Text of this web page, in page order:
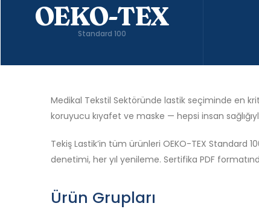
OEKO-TEX
Standard 100
Medikal Tekstil Sektöründe lastik seçiminde en
koruyucu kıyafet ve maske — hepsi insan
Tekiş Lastik’in tüm ürünleri OEKO-TEX Standard
denetimi, her yıl yenileme. Sertifika PDF
Ürün Grupları